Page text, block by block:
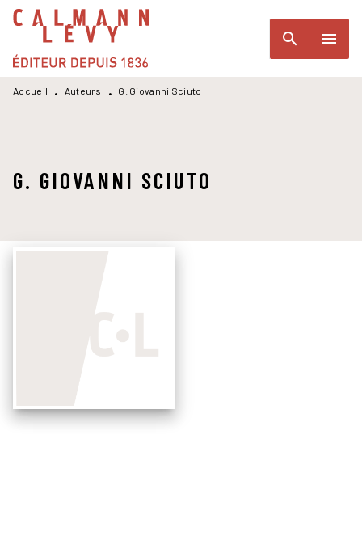
MENU RECHERCHE
PIED DE PAGE
search menu
Accueil • Auteurs • G. Giovanni Sciuto
G. GIOVANNI SCIUTO